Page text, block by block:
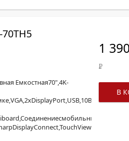
Емкостная70",4K-
1
Р
В